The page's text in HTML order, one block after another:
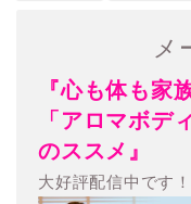
メ
『心も体も家
「アロマボデ
のススメ』
大好評配信中です！